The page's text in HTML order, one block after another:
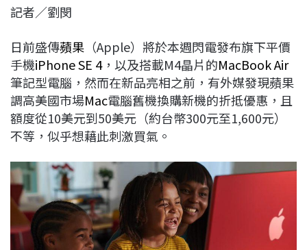
c
b
o
o
k
n
a
d
s
e
d
I
n
L
i
n
k
記者／劉閔
日前盛傳蘋果 （Apple）將於本週閃電發布旗下平價
手機iPhone SE 4，以及搭載M4晶片的MacBook Air
筆記型電腦，然而在新品亮相之前，有外媒發現蘋果
調高美國市場Mac電腦舊機換購新機的折抵優惠，且
額度從10美元到50美元（約台幣300元至1,600元）
不等，似乎想藉此刺激買氣。